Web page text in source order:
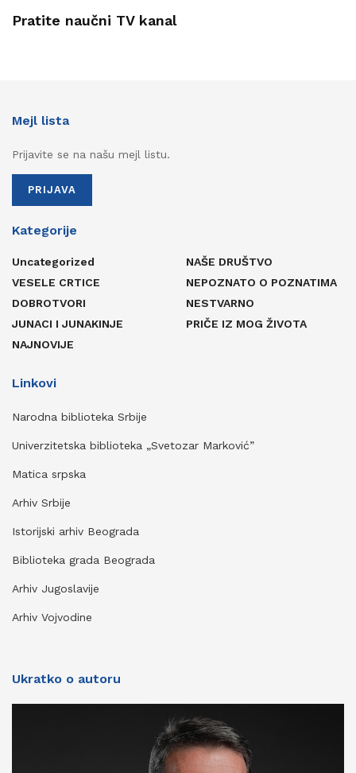
Pratite naučni TV kanal
Mejl lista
Prijavite se na našu mejl listu.
PRIJAVA
Kategorije
Uncategorized
VESELE CRTICE
DOBROTVORI
JUNACI I JUNAKINJE
NAJNOVIJE
NAŠE DRUŠTVO
NEPOZNATO O POZNATIMA
NESTVARNO
PRIČE IZ MOG ŽIVOTA
Linkovi
Narodna biblioteka Srbije
Univerzitetska biblioteka „Svetozar Marković”
Matica srpska
Arhiv Srbije
Istorijski arhiv Beograda
Biblioteka grada Beograda
Arhiv Jugoslavije
Arhiv Vojvodine
Ukratko o autoru